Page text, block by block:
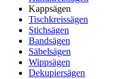
Kappsägen
Tischkreissägen
Stichsägen
Bandsägen
Säbelsägen
Wippsägen
Dekupiersägen